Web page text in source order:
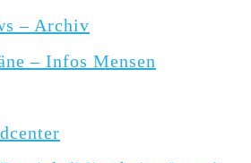
– Archiv
– Infos Mensen